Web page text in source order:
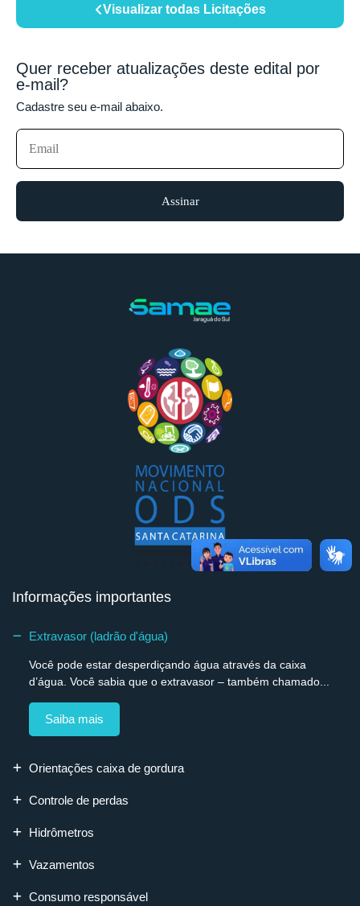
Visualizar todas Licitações
Quer receber atualizações deste edital por
e-mail?
Cadastre seu e-mail abaixo.
Assinar
Informações importantes
Extravasor (ladrão d'água)
Você pode estar desperdiçando água através da caixa
d’água. Você sabia que o extravasor – também chamado...
Saiba mais
Orientações caixa de gordura
Controle de perdas
Hidrômetros
Vazamentos
Consumo responsável